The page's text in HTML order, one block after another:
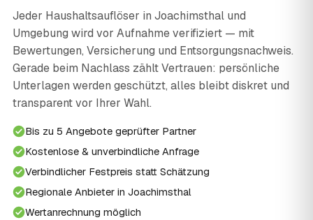
Jeder Haushaltsauflöser in Joachimsthal und
Umgebung wird vor Aufnahme verifiziert — mit
Bewertungen, Versicherung und Entsorgungsnachweis.
Gerade beim Nachlass zählt Vertrauen: persönliche
Unterlagen werden geschützt, alles bleibt diskret und
transparent vor Ihrer Wahl.
Bis zu 5 Angebote geprüfter Partner
Kostenlose & unverbindliche Anfrage
Verbindlicher Festpreis statt Schätzung
Regionale Anbieter in Joachimsthal
Wertanrechnung möglich